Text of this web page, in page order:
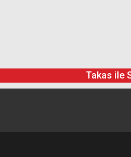
Takas ile